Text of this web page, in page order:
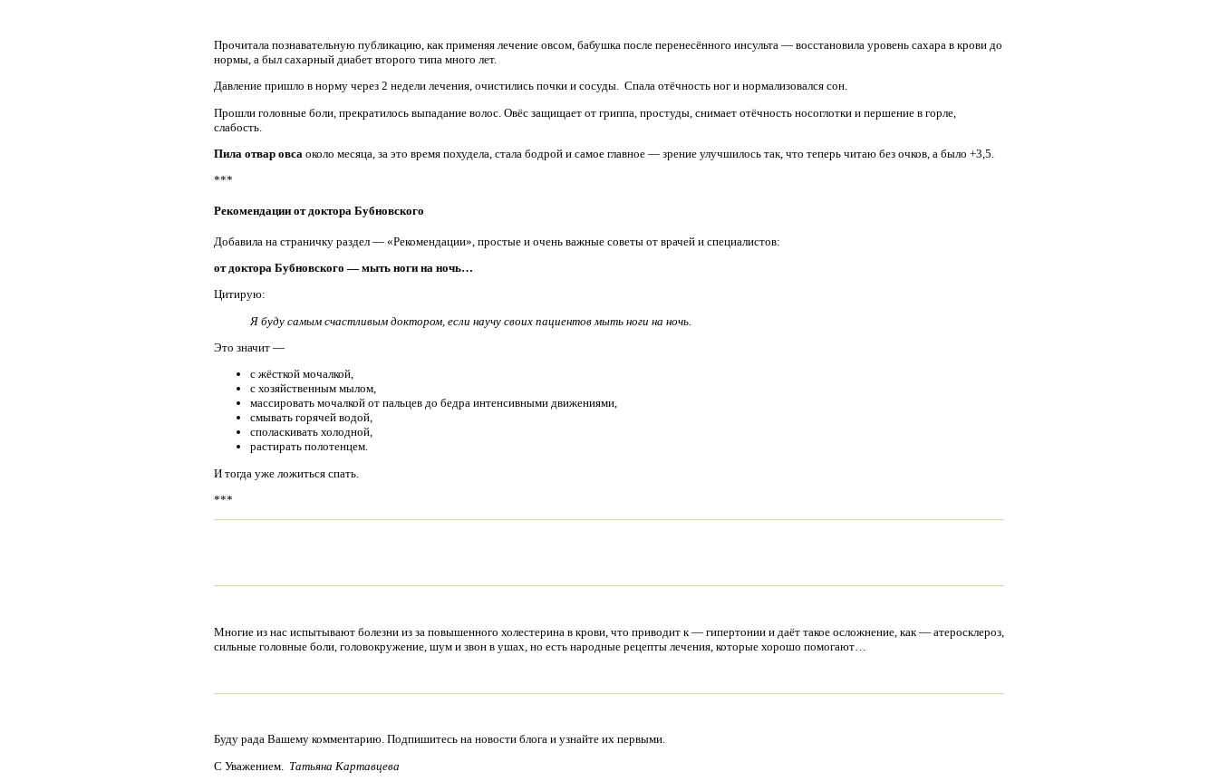
Прочитала познавательную публикацию, как применяя лечение овсом, бабушка после перенесённого инсульта — восстановила уровень сахара в крови до
нормы, а был сахарный диабет второго типа много лет.
Давление пришло в норму через 2 недели лечения, очистились почки и сосуды. Спала отёчность ног и нормализовался сон.
Прошли головные боли, прекратилось выпадание волос. Овёс защищает от гриппа, простуды, снимает отёчность носоглотки и першение в горле,
слабость.
Пила отвар овса около месяца, за это время похудела, стала бодрой и самое главное — зрение улучшилось так, что теперь читаю без очков, а было +3,5.
***
Рекомендации от доктора Бубновского
Добавила на страничку раздел — «Рекомендации», простые и очень важные советы от врачей и специалистов:
от доктора Бубновского — мыть ноги на ночь…
Цитирую:
Я буду самым счастливым доктором, если научу своих пациентов мыть ноги на ночь.
Это значит —
с жёсткой мочалкой,
с хозяйственным мылом,
массировать мочалкой от пальцев до бедра интенсивными движениями,
смывать горячей водой,
споласкивать холодной,
растирать полотенцем.
И тогда уже ложиться спать.
***
Многие из нас испытывают болезни из за повышенного холестерина в крови, что приводит к — гипертонии и даёт такое осложнение, как — атеросклероз,
сильные головные боли, головокружение, шум и звон в ушах, но есть народные рецепты лечения, которые хорошо помогают…
Буду рада Вашему комментарию. Подпишитесь на новости блога и узнайте их первыми.
С Уважением.
Татьяна Картавцева